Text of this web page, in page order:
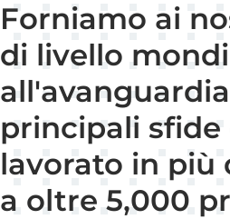
Forniamo ai
di livello
principali sfide
lavorato in più
a oltre 5,000